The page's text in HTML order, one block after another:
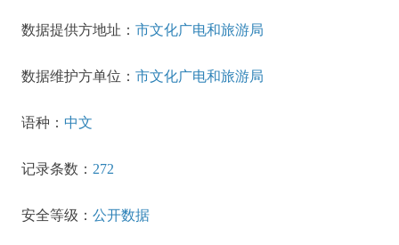
数据提供方地址： 市文化广电和旅游局
数据维护方单位： 市文化广电和旅游局
语种： 中文
记录条数： 272
安全等级： 公开数据